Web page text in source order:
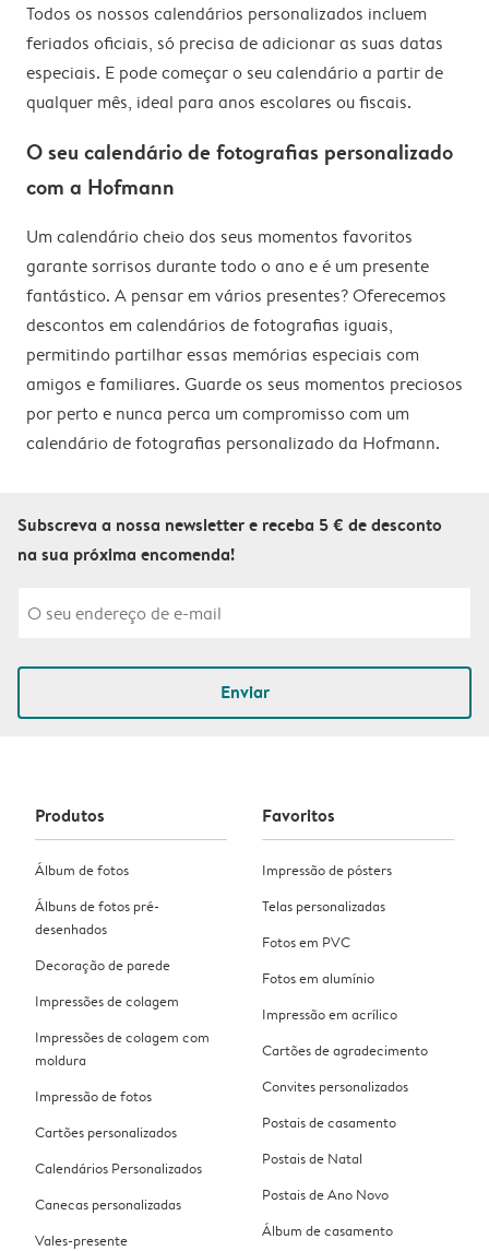
Todos os nossos calendários personalizados incluem
feriados oficiais, só precisa de adicionar as suas datas
especiais. E pode começar o seu calendário a partir de
qualquer mês, ideal para anos escolares ou fiscais.
O seu calendário de fotografias personalizado
com a Hofmann
Um calendário cheio dos seus momentos favoritos
garante sorrisos durante todo o ano e é um presente
fantástico. A pensar em vários presentes? Oferecemos
descontos em calendários de fotografias iguais,
permitindo partilhar essas memórias especiais com
amigos e familiares. Guarde os seus momentos preciosos
por perto e nunca perca um compromisso com um
calendário de fotografias personalizado da Hofmann.
Subscreva a nossa newsletter e receba 5 € de desconto
na sua próxima encomenda!
Enviar
Produtos
Álbum de fotos
Álbuns de fotos pré-
desenhados
Decoração de parede
Impressões de colagem
Impressões de colagem com
moldura
Impressão de fotos
Cartões personalizados
Calendários Personalizados
Canecas personalizadas
Vales-presente
Favoritos
Impressão de pósters
Telas personalizadas
Fotos em PVC
Fotos em alumínio
Impressão em acrílico
Cartões de agradecimento
Convites personalizados
Postais de casamento
Postais de Natal
Postais de Ano Novo
Álbum de casamento